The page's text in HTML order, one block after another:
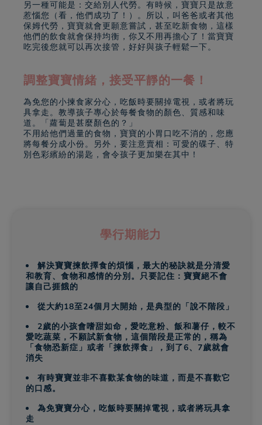
另一種可能是：交給別人代勞。有時候，寶寶只是故意
惹惱您（看，他們成功了！）。所以，叫爸爸或者其他
保姆代勞，寶寶就會更願意嘗試，甚至吃新食物，這樣
他們的飲食就會保持均衡，你又不用再擔心了！當寶寶
吃完後您就可以再次接管，好好與孩子輕鬆一下。
調整寶寶情緒，接受平靜的一餐！
為免您的小揀食家分心，吃飯時要關掉電視，或者將玩
具拿走。教導孩子專心於每餐食物的顏色、質感和味
道。「蘿蔔是甚麼顏色的？」
不用給他們過量的食物，寶寶的小胃口吃不消的，您應
將每餐分成小份。另外，要注意賣相：可愛的碟子、特
別色彩繽紛的湯匙，會令孩子更加樂在其中！
學行期能力
解決寶寶揀飲擇食的煩惱，最大的秘訣就是分清愛
和教育、食物和感情的分別。只要記住：寶寶絕不會
讓自己捱餓的
從大約18至24個月大開始，是典型的「說不階段」
2歲的小孩會嗜甜如命，愛吃意粉、飯和薯仔，較不
愛吃蔬菜，不願試新食物，這個階段是正常的，稱為
「食物恐新症」或者「揀飲擇食」，到了6、7歲就會
消失
有時寶寶並非不喜歡某食物的味道，而是不喜歡它
的口感。
為免寶寶分心，吃飯時要關掉電視，或者將玩具拿
走